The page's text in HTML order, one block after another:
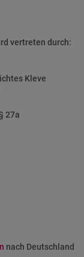
vertreten durch:
Kleve
27a
nach Deutschland